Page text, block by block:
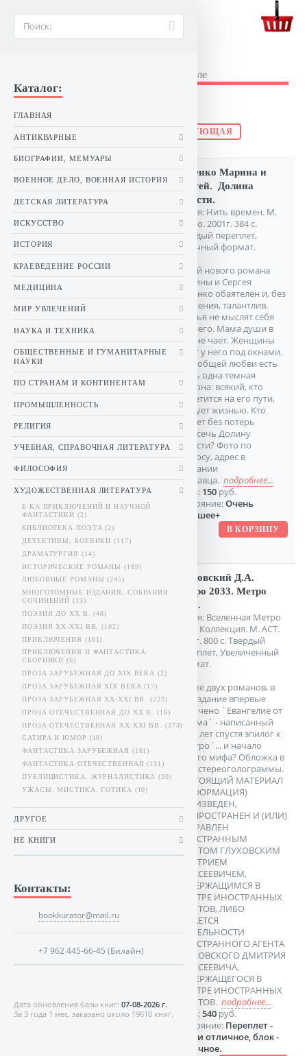
Букинистические книги в Ставрополе
Фантастика отечественная
СЛЕДУЮЩАЯ
Дяченко Марина и
Сергей. Долина
совести.
Серия: Нить времен. М.
Эксмо. 2001г. 384 с.
Твердый переплет,
Обычный формат.
Герой нового романа
Марины и Сергея
Дяченко обаятелен и, без
сомнения, талантлив.
Друзья не мыслят себя
без него. Мама души в
нем не чает. Женщины
стоят у него под окнами.
У всеобщей любви есть
лишь одна темная
сторона: всякий, кто
встретится на его пути,
рискует жизнью. Кто
сумеет без потерь
пересечь Долину
Совести? Фото по
запросу, адрес в
описании
продавца. подробнее...
Цена: 150руб.
Состояние:Очень
хорошее+
Глуховский Д.А.
Метро 2033. Метро
2034.
Серия: Вселенная Метро
2033. Коллекция. М. АСТ.
2013г. 800 с. Твердый
переплет, Увеличенный
формат.
Кроме двух романов, в
это издание впервые
включено `Евангелие от
Артема` - написанный
семь лет спустя эпилог к
`Метро`... и начало
нового мифа? Обложка в
виде стереоголограммы.
НАСТОЯЩИЙ МАТЕРИАЛ
(ИНФОРМАЦИЯ)
ПРОИЗВЕДЕН,
РАСПРОСТРАНЕН И (ИЛИ)
НАПРАВЛЕН
ИНОСТРАННЫМ
АГЕНТОМ ГЛУХОВСКИМ
ДМИТРИЕМ
АЛЕКСЕЕВИЧЕМ,
СОДЕРЖАЩИМСЯ В
РЕЕСТРЕ ИНОСТРАННЫХ
АГЕНТОВ, ЛИБО
КАСАЕТСЯ
ДЕЯТЕЛЬНОСТИ
ИНОСТРАННОГО АГЕНТА
ГЛУХОВСКОГО ДМИТРИЯ
АЛЕКСЕЕВИЧА,
СОДЕРЖАЩЕГОСЯ В
РЕЕСТРЕ ИНОСТРАННЫХ
АГЕНТОВ. подробнее...
Цена:540руб.
Состояние: Переплет -
почти отличное, блок -
отличное.
Каталог:
ГЛАВНАЯ
АНТИКВАРНЫЕ
БИОГРАФИИ, МЕМУАРЫ
ВОЕННОЕ ДЕЛО, ВОЕННАЯ ИСТОРИЯ
ДЕТСКАЯ ЛИТЕРАТУРА
ИСКУССТВО
ИСТОРИЯ
КРАЕВЕДЕНИЕ РОССИИ
МЕДИЦИНА
МИР УВЛЕЧЕНИЙ
НАУКА И ТЕХНИКА
ОБЩЕСТВЕННЫЕ И ГУМАНИТАРНЫЕ
НАУКИ
ПО СТРАНАМ И КОНТИНЕНТАМ
ПРОМЫШЛЕННОСТЬ
РЕЛИГИЯ
УЧЕБНАЯ, СПРАВОЧНАЯ ЛИТЕРАТУРА
ФИЛОСОФИЯ
ХУДОЖЕСТВЕННАЯ ЛИТЕРАТУРА
Б-КА ПРИКЛЮЧЕНИЙ И НАУЧНОЙ
ФАНТАСТИКИ (2)
БИБЛИОТЕКА ПОЭТА (2)
ДЕТЕКТИВЫ, БОЕВИКИ (117)
ДРАМАТУРГИЯ (14)
ИСТОРИЧЕСКИЕ РОМАНЫ (189)
ЛЮБОВНЫЕ РОМАНЫ (245)
МНОГОТОМНЫЕ ИЗДАНИЯ, СОБРАНИЯ
СОЧИНЕНИЙ (13)
ПОЭЗИЯ ДО XX В. (48)
ПОЭЗИЯ XX-XXI ВВ. (102)
ПРИКЛЮЧЕНИЯ (101)
ПРИКЛЮЧЕНИЯ И ФАНТАСТИКА:
СБОРНИКИ (6)
ПРОЗА ЗАРУБЕЖНАЯ ДО XIX ВЕКА (2)
ПРОЗА ЗАРУБЕЖНАЯ XIX ВЕКА (17)
ПРОЗА ЗАРУБЕЖНАЯ XX-XXI ВВ. (223)
ПРОЗА ОТЕЧЕСТВЕННАЯ ДО XX В. (16)
ПРОЗА ОТЕЧЕСТВЕННАЯ XX-XXI ВВ. (373)
САТИРА И ЮМОР (10)
ФАНТАСТИКА ЗАРУБЕЖНАЯ (161)
ФАНТАСТИКА ОТЕЧЕСТВЕННАЯ (131)
ПУБЛИЦИСТИКА. ЖУРНАЛИСТИКА (20)
УЖАСЫ. МИСТИКА. ГОТИКА (10)
ДРУГОЕ
НЕ КНИГИ
Контакты:
bookkurator@mail.ru
+7 962 445-66-45 (Билайн)
Дата обновления базы книг: 07-08-2026 г.
За 3 года 1 мес. заказано около 19610 книг.